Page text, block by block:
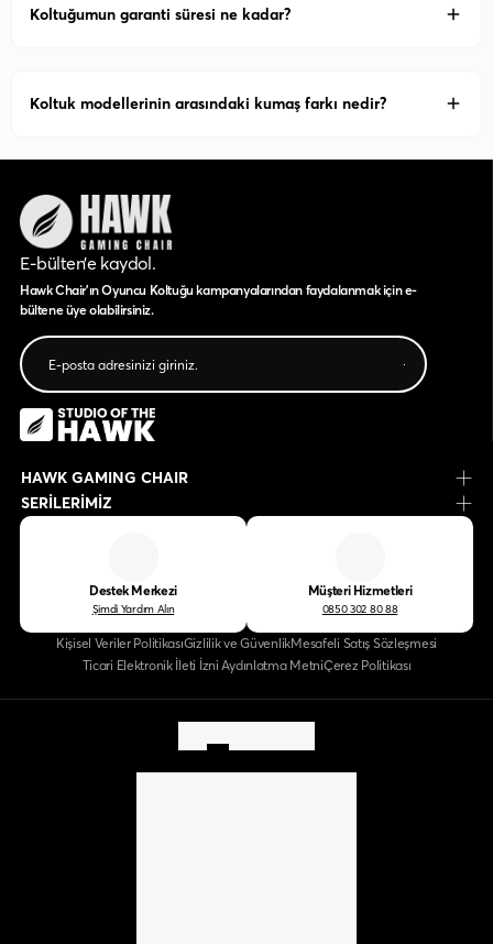
Koltuğumun garanti süresi ne kadar?
Koltuk modellerinin arasındaki kumaş farkı nedir?
E-bülten’e kaydol.
Hawk Chair'ın Oyuncu Koltuğu kampanyalarından faydalanmak için e-
bültene üye olabilirsiniz.
HAWK GAMING CHAIR
SERİLERİMİZ
Destek Merkezi
Şimdi Yardım Alın
Müşteri Hizmetleri
0850 302 80 88
Kişisel Veriler PolitikasıGizlilik ve GüvenlikMesafeli Satış Sözleşmesi
Ticari Elektronik İleti İzni Aydınlatma MetniÇerez Politikası